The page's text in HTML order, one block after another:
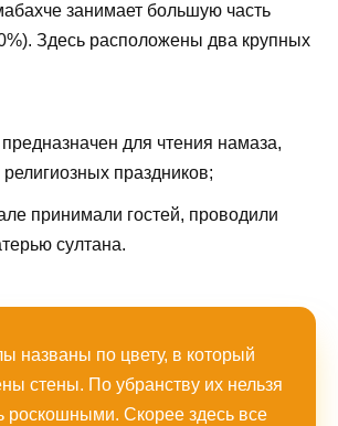
занимает большую часть
Здесь расположены два крупных
предназначен для чтения намаза,
праздников;
принимали гостей, проводили
султана.
названы по цвету, в который
стены. По убранству их нельзя
роскошными. Скорее здесь все